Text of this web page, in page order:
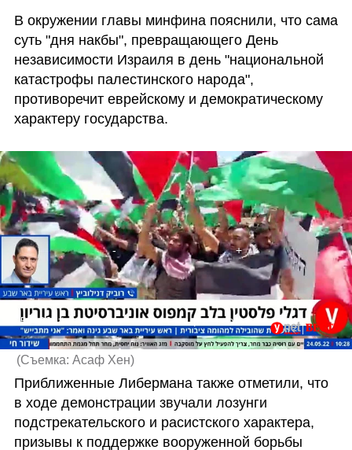
В окружении главы минфина пояснили, что сама
суть "дня накбы", превращающего День
независимости Израиля в день "национальной
катастрофы палестинского народа",
противоречит еврейскому и демократическому
характеру государства.
591835#דגלי פלסטין בלב הקמפוס: ריאיון עם ראש עיריית באר שבע
(Съемка: Асаф Хен)
Приближенные Либермана также отметили, что
в ходе демонстрации звучали лозунги
подстрекательского и расистского характера,
призывы к поддержке вооруженной борьбы